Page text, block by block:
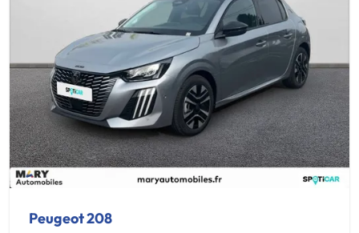
Peugeot 208